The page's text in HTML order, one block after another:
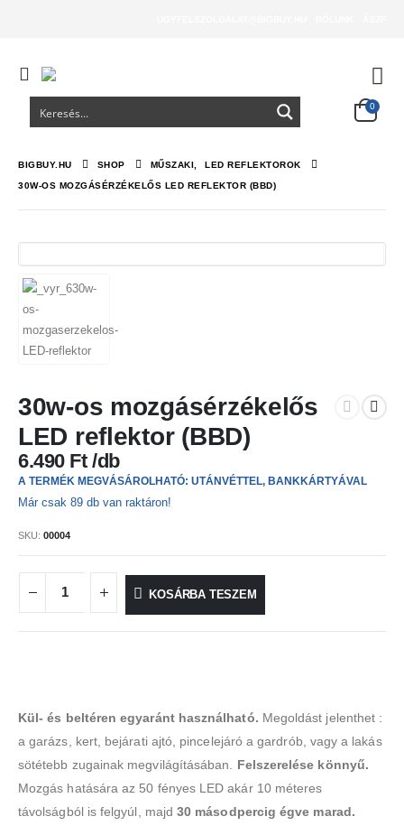
0
BIGBUY.HU SHOP MŰSZAKI LED REFLEKTOROK
30W-OS MOZGÁSÉRZÉKELŐS LED REFLEKTOR (BBD)
30w-os mozgásérzékelős
LED reflektor (BBD)
6.490 Ft
A TERMÉK MEGVÁSÁROLHATÓ: UTÁNVÉTTEL, BANKKÁRTYÁVAL
Már csak 89 db van raktáron!
SKU: 00004
KOSÁRBA TESZEM
Kül- és beltéren egyaránt használható. Megoldást jelenthet :
a garázs, kert, bejárati ajtó, pincelejáró a gardrób, vagy a lakás
sötétebb zugainak megvilágításában. Felszerelése könnyű.
Mozgás hatására az 50 fényes LED akár 10 méteres
távolságból is felgyúl, majd30 másodpercig égve marad.